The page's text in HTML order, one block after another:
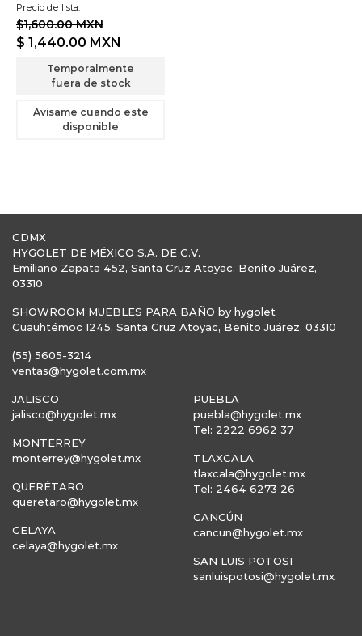
Precio de lista:
$1,600.00 MXN
$ 1,440.00 MXN
Temporalmente
fuera de stock
Avisame cuando este
disponible
CDMX
HYGOLET DE MÉXICO S.A. DE C.V.
Emiliano Zapata 452, Santa Cruz Atoyac, Benito Juárez,
03310
SHOWROOM MUEBLES PARA BAÑO by hygolet
Cuauhtémoc 1245, Santa Cruz Atoyac, Benito Juárez, 03310
(55) 5605-3214
ventas@hygolet.com.mx
JALISCO
jalisco@hygolet.mx
MONTERREY
monterrey@hygolet.mx
QUERÉTARO
queretaro@hygolet.mx
CELAYA
celaya@hygolet.mx
PUEBLA
puebla@hygolet.mx
Tel: 2222 6962 37
TLAXCALA
tlaxcala@hygolet.mx
Tel: 2464 6273 26
CANCÚN
cancun@hygolet.mx
SAN LUIS POTOSI
sanluispotosi@hygolet.mx